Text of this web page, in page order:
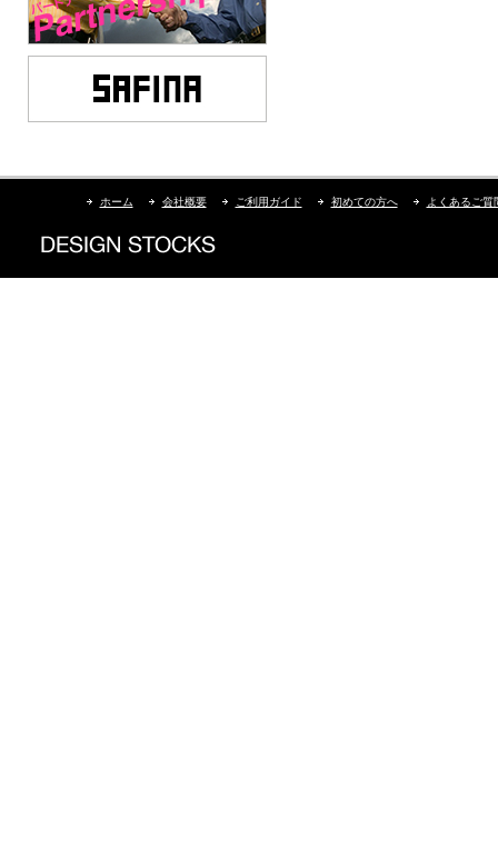
ホーム 会社概要 ご利用ガイド 初めての方へ よくあるご質